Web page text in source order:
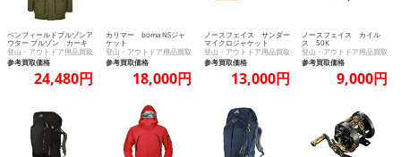
ペンフィールドブルゾンア
ウター ブルゾン カーキ
登山・アウトドア用品買取
参考買取価格
24,480円
カリマー boma NSジャ
ケット
登山・アウトドア用品買取
参考買取価格
18,000円
ノースフェイス サンダー
マイクロジャケット
登山・アウトドア用品買取
参考買取価格
13,000円
ノースフェイス カイル
ス 50K
登山・アウトドア用品買取
参考買取価格
9,000円